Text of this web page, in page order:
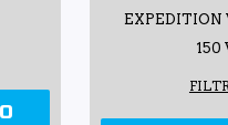
EXPEDITION
150